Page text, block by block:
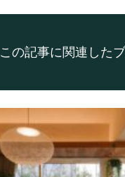
この記事に関連した